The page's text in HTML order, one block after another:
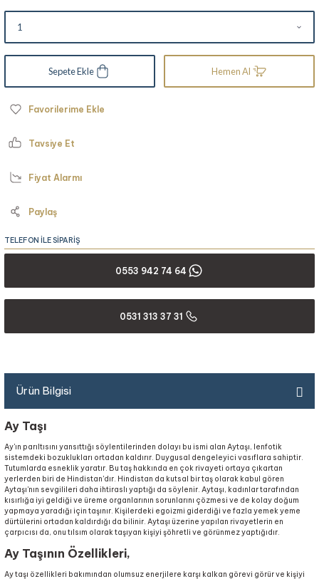
Sepete Ekle Hemen Al
Tavsiye Et
Fiyat Alarmı
Paylaş
TELEFON İLE SİPARİŞ
0553 942 74 64
0531 313 37 31
Ürün Bilgisi
Ay Taşı
Ay'ın parıltısını yansıttığı söylentilerinden dolayı bu ismi alan Aytaşı, lenfotik
sistemdeki bozuklukları ortadan kaldırır. Duygusal dengeleyici vasıflara sahiptir.
Tutumlarda esneklik yaratır. Bu taş hakkında en çok rivayeti ortaya çıkartan
yerlerden biri de Hindistan'dır. Hindistan da kutsal bir taş olarak kabul gören
Aytaşı'nın sevgilileri daha ihtiraslı yaptığı da söylenir. Aytaşı, kadınlar tarafından
kısırlığa iyi geldiği ve üreme organlarının sorunlarını çözmesi ve de kolay doğum
yapmaya yaradığı için taşınır. Kişilerdeki egoizmi giderdiği ve fazla yemek yeme
dürtülerini ortadan kaldırdığı da bilinir. Aytaşı üzerine yapılan rivayetlerin en
çarpıcısı da, onu tılsım olarak taşıyan kişiyi şöhretli ve görünmez yaptığıdır.
Ay Taşının Özellikleri,
Ay taşı özellikleri bakımından olumsuz enerjilere karşı kalkan görevi görür ve kişiyi